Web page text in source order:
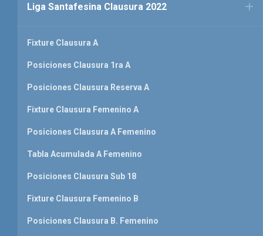
Liga Santafesina Clausura 2022
Fixture Clausura A
Posiciones Clausura 1ra A
Posiciones Clausura Reserva A
Fixture Clausura Femenino A
Posiciones Clausura A Femenino
Tabla Acumulada A Femenino
Posiciones Clausura Sub 18
Fixture Clausura Femenino B
Posiciones Clausura B. Femenino